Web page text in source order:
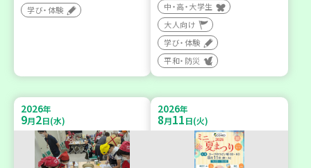
学び・体験
中・高・大学生
大人向け
学び・体験
平和・防災
2026年
9月2日(水)
2026年
8月11日(火)